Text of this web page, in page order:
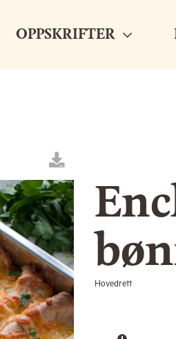
OPPSKRIFTER
Hovedrett